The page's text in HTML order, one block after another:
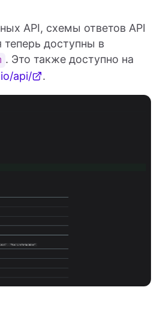
API, схемы ответов API
доступны в
. Это также доступно на
api/
.